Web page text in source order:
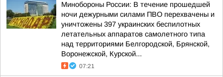
Минобороны России: В течение прошедшей
ночи дежурными силами ПВО перехвачены и
уничтожены 397 украинских беспилотных
летательных аппаратов самолетного типа
над территориями Белгородской, Брянской,
Воронежской, Курской...
07:21